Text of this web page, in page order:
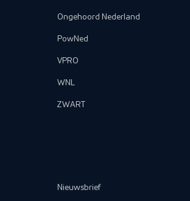
Ongehoord Nederland
PowNed
VPRO
WNL
ZWART
Nieuwsbrief